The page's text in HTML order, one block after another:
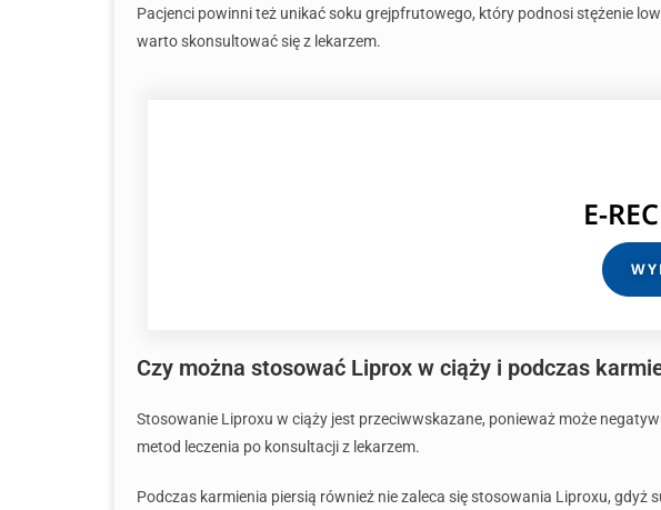
Pacjenci powinni też unikać soku grejpfrutowego, który podnosi stężenie
warto skonsultować się z lekarzem.
E-
Czy można stosować Liprox w ciąży i podczas
Stosowanie Liproxu w ciąży jest przeciwwskazane, ponieważ może
metod leczenia po konsultacji z lekarzem.
Podczas karmienia piersią również nie zaleca się stosowania Liproxu,